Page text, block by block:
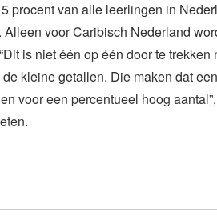
procent van alle leerlingen in
voor Caribisch Nederland
is niet één op één door te trekken
kleine getallen. Die maken dat
voor een percentueel hoog